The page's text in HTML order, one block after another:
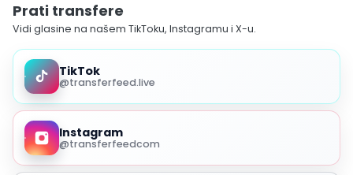
Prati transfere
Vidi glasine na našem TikToku, Instagramu i X-u.
TikTok
@transferfeed.live
Instagram
@transferfeedcom